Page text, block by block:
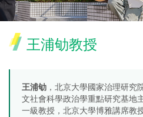
王浦劬教授
王浦劬 ，北京大學國家治理研究
文社會科學政治學重點研究基地
一級教授，北京大學博雅講席教